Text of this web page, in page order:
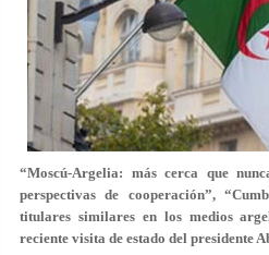
“Moscú-Argelia: más cerca que
perspectivas de cooperación”,
titulares similares en los medios
reciente visita de estado del presidente